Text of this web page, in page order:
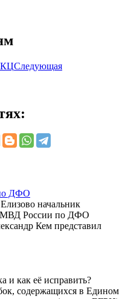
Следующая
ДФО
начальник
МВД России по ДФО
Кем представил
и как её исправить?
содержащихся в Едином